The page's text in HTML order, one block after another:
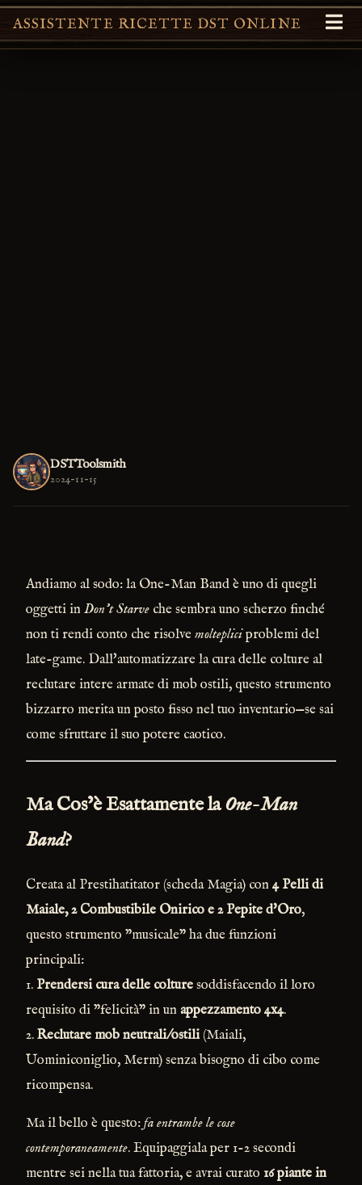
ASSISTENTE RICETTE DST ONLINE
DSTToolsmith
2024-11-15
Andiamo al sodo: la One-Man Band è uno di quegli
oggetti inDon’t Starve che sembra uno scherzo finché
non ti rendi conto che risolvemoltepliciproblemi del
late-game. Dall'automatizzare la cura delle colture al
reclutare intere armate di mob ostili, questo strumento
bizzarro merita un posto fisso nel tuo inventario—se sai
come sfruttare il suo potere caotico.
Ma Cos’è Esattamente laOne-Man
Band?
Creata al Prestihatitator (scheda Magia) con4 Pelli di
Maiale, 2 Combustibile Onirico e 2 Pepite d'Oro,
questo strumento "musicale" ha due funzioni
principali:
1. Prendersi cura delle colturesoddisfacendo il loro
requisito di "felicità" in unappezzamento 4x4.
2.Reclutare mob neutrali/ostili(Maiali,
Uominiconiglio, Merm) senza bisogno di cibo come
ricompensa.
Ma il bello è questo:fa entrambe le cose
contemporaneamente. Equipaggiala per 1-2 secondi
mentre sei nella tua fattoria, e avrai curato 16 piante in